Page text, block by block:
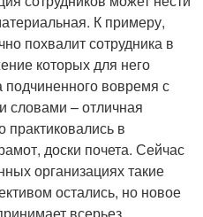
К примеру,
похвалит сотрудника в
которых для него
вовремя с
словами – отличная
в
доски почета. Сейчас
организациях такие
остались, но новое